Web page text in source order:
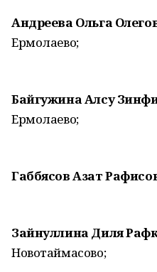
Андреева Ольга
Ермолаево;
Байгужина Алсу
Ермолаево;
Габбясов Азат
Зайнуллина Диля
Новотаймасово;